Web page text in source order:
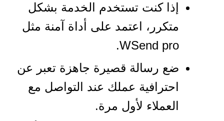
إذا كنت تستخدم الخدمة بشكل
متكرر، اعتمد على أداة آمنة مثل
WSend pro.
ضع رسالة قصيرة جاهزة تعبر عن
احترافية عملك عند التواصل مع
العملاء لأول مرة.